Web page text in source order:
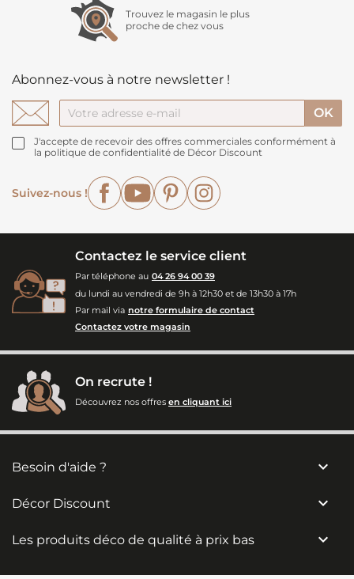
Trouvez le magasin le plus
proche de chez vous
Abonnez-vous à notre newsletter !
J'accepte de recevoir des offres commerciales conformément à
la politique de confidentialité de Décor Discount
Suivez-nous !
FacebookYouTubePinterest
Contactez le service client
Par téléphone au 04 26 94 00 39
du lundi au vendredi de 9h à 12h30 et de 13h30 à 17h
Par mail via notre formulaire de contact
Contactez votre magasin
On recrute !
Découvrez nos offres en cliquant ici
Besoin d'aide ? 
Décor Discount 
Les produits déco de qualité à prix bas 